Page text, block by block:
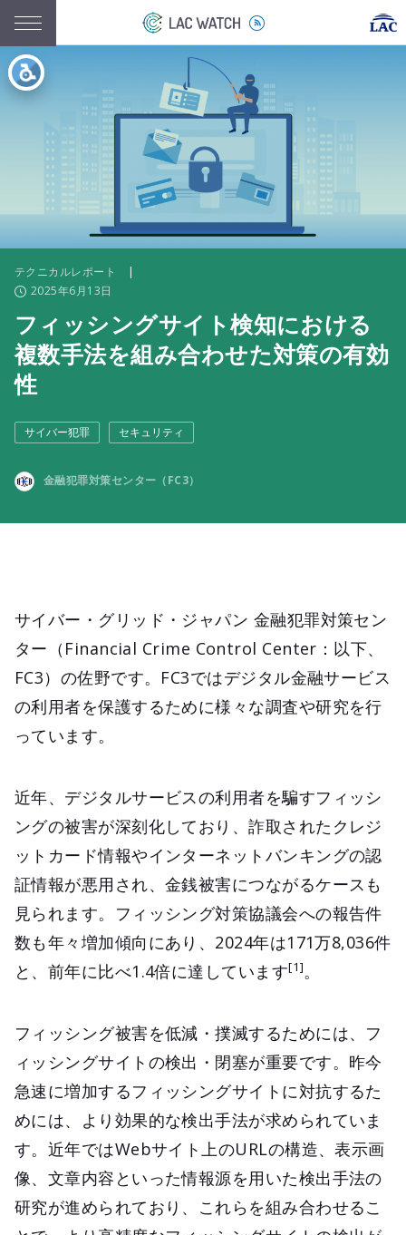
テクニカルレポート
|
2025年6月13日
フィッシングサイト検知における
複数手法を組み合わせた対策の有効
性
サイバー犯罪 セキュリティ
金融犯罪対策センター（FC3）
サイバー・グリッド・ジャパン 金融犯罪対策セン
ター（Financial Crime Control Center：以下、
FC3）の佐野です。FC3ではデジタル金融サービス
の利用者を保護するために様々な調査や研究を行
っています。
近年、デジタルサービスの利用者を騙すフィッシ
ングの被害が深刻化しており、詐取されたクレジ
ットカード情報やインターネットバンキングの認
証情報が悪用され、金銭被害につながるケースも
見られます。フィッシング対策協議会への報告件
数も年々増加傾向にあり、2024年は171万8,036件
と、前年に比べ1.4倍に達しています[1]。
フィッシング被害を低減・撲滅するためには、フ
ィッシングサイトの検出・閉塞が重要です。昨今
急速に増加するフィッシングサイトに対抗するた
めには、より効果的な検出手法が求められていま
す。近年ではWebサイト上のURLの構造、表示画
像、文章内容といった情報源を用いた検出手法の
研究が進められており、これらを組み合わせるこ